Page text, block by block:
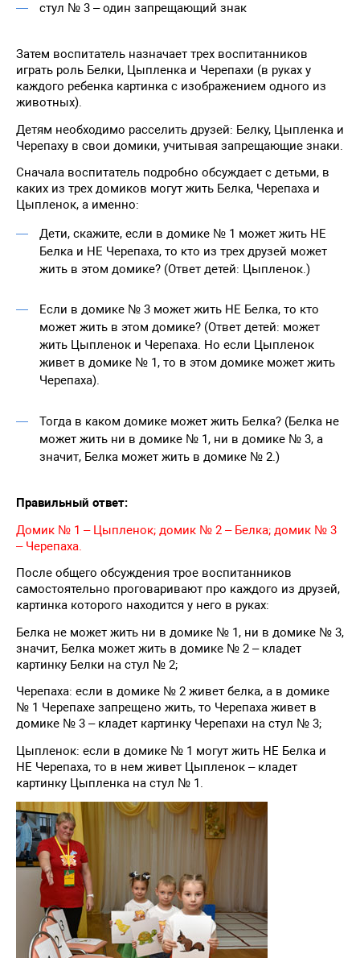
стул № 3 – один запрещающий знак
Затем воспитатель назначает трех воспитанников
играть роль Белки, Цыпленка и Черепахи (в руках у
каждого ребенка картинка с изображением одного из
животных).
Детям необходимо расселить друзей: Белку, Цыпленка и
Черепаху в свои домики, учитывая запрещающие знаки.
Сначала воспитатель подробно обсуждает с детьми, в
каких из трех домиков могут жить Белка, Черепаха и
Цыпленок, а именно:
Дети, скажите, если в домике № 1 может жить НЕ
Белка и НЕ Черепаха, то кто из трех друзей может
жить в этом домике? (Ответ детей: Цыпленок.)
Если в домике № 3 может жить НЕ Белка, то кто
может жить в этом домике? (Ответ детей: может
жить Цыпленок и Черепаха. Но если Цыпленок
живет в домике № 1, то в этом домике может жить
Черепаха).
Тогда в каком домике может жить Белка? (Белка не
может жить ни в домике № 1, ни в домике № 3, а
значит, Белка может жить в домике № 2.)
Правильный ответ:
Домик № 1 – Цыпленок; домик № 2 – Белка; домик № 3
– Черепаха.
После общего обсуждения трое воспитанников
самостоятельно проговаривают про каждого из друзей,
картинка которого находится у него в руках:
Белка не может жить ни в домике № 1, ни в домике № 3,
значит, Белка может жить в домике № 2 – кладет
картинку Белки на стул № 2;
Черепаха: если в домике № 2 живет белка, а в домике
№ 1 Черепахе запрещено жить, то Черепаха живет в
домике № 3 – кладет картинку Черепахи на стул № 3;
Цыпленок: если в домике № 1 могут жить НЕ Белка и
НЕ Черепаха, то в нем живет Цыпленок – кладет
картинку Цыпленка на стул № 1.